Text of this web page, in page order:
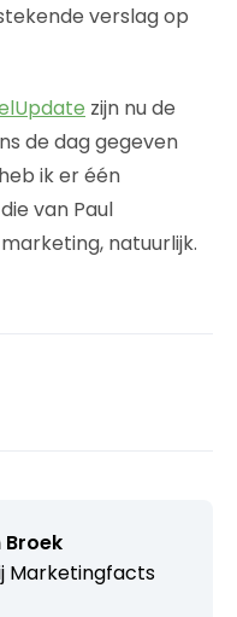
verslag op
zijn nu de
de dag gegeven
ik er één
van Paul
natuurlijk.
Marketingfacts